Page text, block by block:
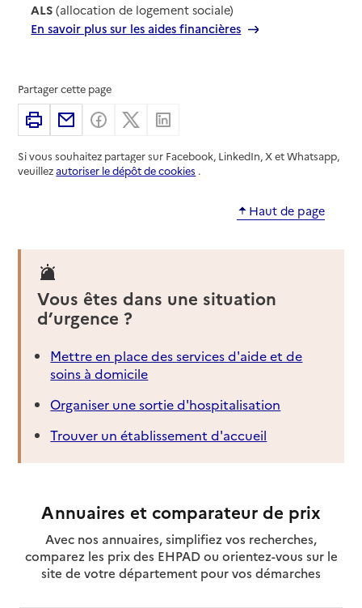
ALS (allocation de logement sociale)
En savoir plus sur les aides financières
Partager cette page
ImprimerPartager par email
Partager sur Facebook
Partager sur X
Si vous souhaitez partager sur Facebook, LinkedIn, X et Whatsapp,
veuillezautoriser le dépôt de cookies .
Haut de page
Vous êtes dans une situation
d’urgence ?
Mettre en place des services d'aide et de
soins à domicile
Organiser une sortie d'hospitalisation
Trouver un établissement d'accueil
Annuaires et comparateur de prix
Avec nos annuaires, simplifiez vos recherches,
comparez les prix des EHPAD ou orientez-vous sur le
site de votre département pour vos démarches